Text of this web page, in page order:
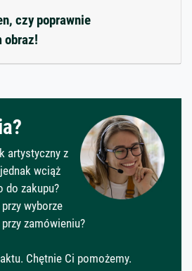
czy poprawnie
obraz!
artystyczny z
wciąż
do zakupu?
wyborze
zamówieniu?
Chętnie Ci pomożemy.